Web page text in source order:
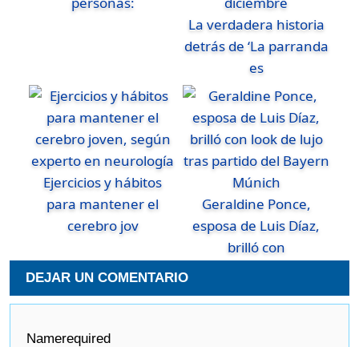
La verdadera historia
detrás de ‘La parranda
es
Ejercicios y hábitos
para mantener el
cerebro jov
Geraldine Ponce,
esposa de Luis Díaz,
brilló con
DEJAR UN COMENTARIO
Namerequired